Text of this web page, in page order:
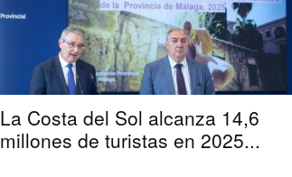
La Costa del Sol alcanza 14,6
millones de turistas en 2025...